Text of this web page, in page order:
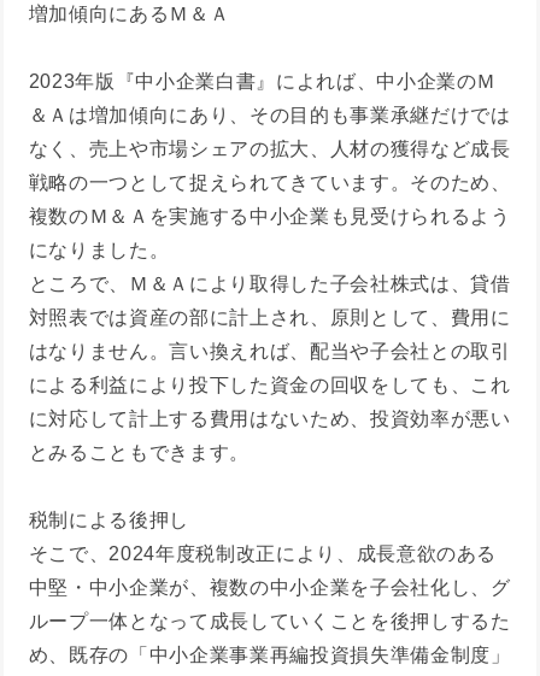
増加傾向にあるＭ＆Ａ
2023年版『中小企業白書』によれば、中小企業のＭ
＆Ａは増加傾向にあり、その目的も事業承継だけでは
なく、売上や市場シェアの拡大、人材の獲得など成長
戦略の一つとして捉えられてきています。そのため、
複数のＭ＆Ａを実施する中小企業も見受けられるよう
になりました。
ところで、Ｍ＆Ａにより取得した子会社株式は、貸借
対照表では資産の部に計上され、原則として、費用に
はなりません。言い換えれば、配当や子会社との取引
による利益により投下した資金の回収をしても、これ
に対応して計上する費用はないため、投資効率が悪い
とみることもできます。
税制による後押し
そこで、2024年度税制改正により、成長意欲のある
中堅・中小企業が、複数の中小企業を子会社化し、グ
ループ一体となって成長していくことを後押しするた
め、既存の「中小企業事業再編投資損失準備金制度」